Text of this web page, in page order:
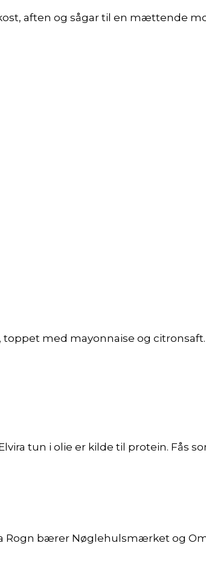
aften og sågar til en mættende
med mayonnaise og
tun i olie er kilde til protein. Fås
Rogn bærer Nøglehulsmærket og